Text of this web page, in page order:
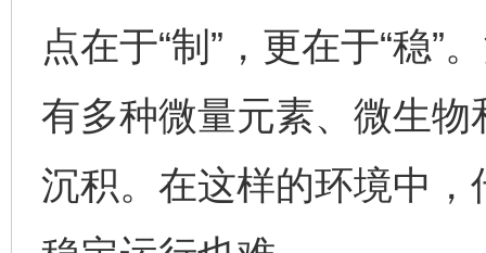
点在于“制”，更在于“稳”
有多种微量元素、微生
沉积。在这样的环境中